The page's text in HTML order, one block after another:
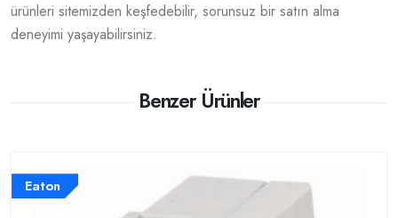
ürünleri sitemizden keşfedebilir, sorunsuz bir satın alma
deneyimi yaşayabilirsiniz.
Benzer Ürünler
Eaton